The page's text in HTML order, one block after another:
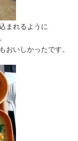
まれるように
おいしかったです。